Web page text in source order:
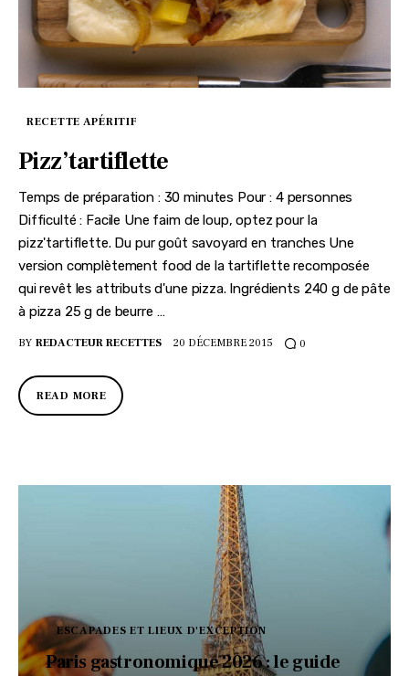
RECETTE APÉRITIF
Pizz’tartiflette
Temps de préparation : 30 minutes Pour : 4 personnes
Difficulté : Facile Une faim de loup, optez pour la
pizz'tartiflette. Du pur goût savoyard en tranches Une
version complètement food de la tartiflette recomposée
qui revêt les attributs d'une pizza. Ingrédients 240 g de pâte
à pizza 25 g de beurre …
BY REDACTEUR RECETTES 20 DÉCEMBRE 2015 0
READ MORE
ESCAPADES ET LIEUX D'EXCEPTION
Paris gastronomique 2026 : le guide